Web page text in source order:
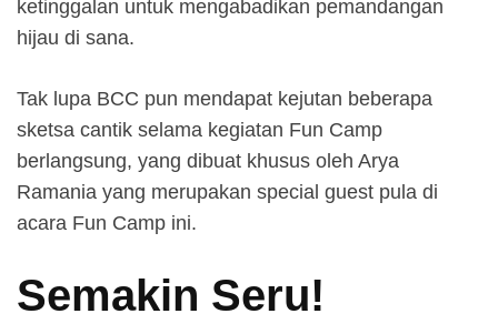
ketinggalan untuk mengabadikan pemandangan
hijau di sana.
Tak lupa BCC pun mendapat kejutan beberapa
sketsa cantik selama kegiatan Fun Camp
berlangsung, yang dibuat khusus oleh Arya
Ramania yang merupakan special guest pula di
acara Fun Camp ini.
Semakin Seru!